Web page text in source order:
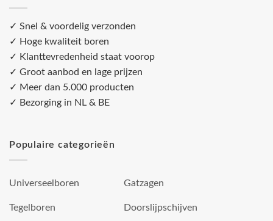
✓ Snel & voordelig verzonden
✓ Hoge kwaliteit boren
✓ Klanttevredenheid staat voorop
✓ Groot aanbod en lage prijzen
✓ Meer dan 5.000 producten
✓ Bezorging in NL & BE
Populaire categorieën
Universeelboren
Tegelboren
Gatzagen
Doorslijpschijven